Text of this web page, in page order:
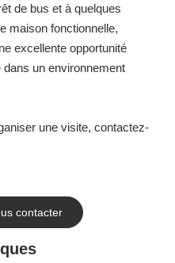
de bus et à quelques
maison fonctionnelle,
excellente opportunité
un environnement
une visite, contactez-
contacter